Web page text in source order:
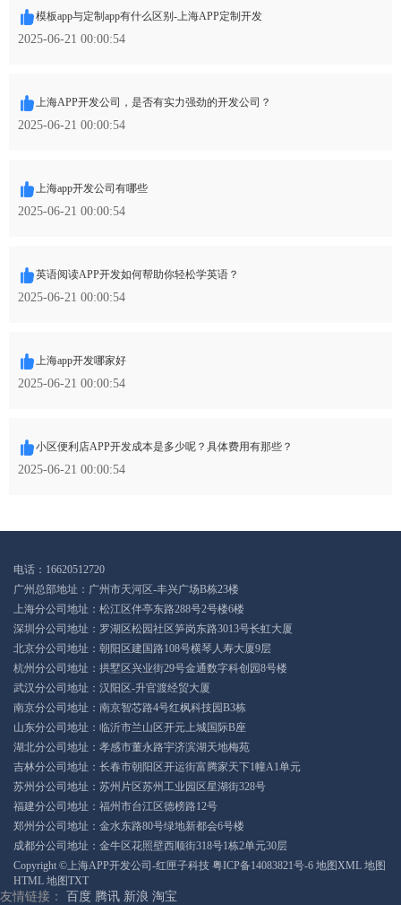
模板app与定制app有什么区别-上海APP定制开发
2025-06-21 00:00:54
上海APP开发公司，是否有实力强劲的开发公司？
2025-06-21 00:00:54
上海app开发公司有哪些
2025-06-21 00:00:54
英语阅读APP开发如何帮助你轻松学英语？
2025-06-21 00:00:54
上海app开发哪家好
2025-06-21 00:00:54
小区便利店APP开发成本是多少呢？具体费用有那些？
2025-06-21 00:00:54
电话：16620512720
广州总部地址：广州市天河区-丰兴广场B栋23楼
上海分公司地址：松江区伴亭东路288号2号楼6楼
深圳分公司地址：罗湖区松园社区笋岗东路3013号长虹大厦
北京分公司地址：朝阳区建国路108号横琴人寿大厦9层
杭州分公司地址：拱墅区兴业街29号金通数字科创园8号楼
武汉分公司地址：汉阳区-升官渡经贸大厦
南京分公司地址：南京智芯路4号红枫科技园B3栋
山东分公司地址：临沂市兰山区开元上城国际B座
湖北分公司地址：孝感市董永路宇济滨湖天地梅苑
吉林分公司地址：长春市朝阳区开运街富腾家天下1幢A1单元
苏州分公司地址：苏州片区苏州工业园区星湖街328号
福建分公司地址：福州市台江区德榜路12号
郑州分公司地址：金水东路80号绿地新都会6号楼
成都分公司地址：金牛区花照壁西顺街318号1栋2单元30层
Copyright ©上海APP开发公司-红匣子科技 粤ICP备14083821号-6 地图XML 地图
HTML 地图TXT
友情链接： 百度 腾讯 新浪 淘宝